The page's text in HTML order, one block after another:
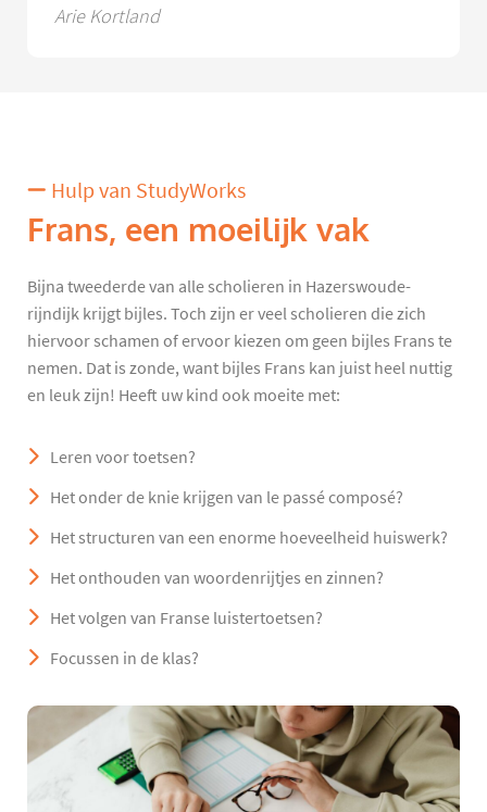
Arie Kortland
Hulp van StudyWorks
Frans, een moeilijk vak
Bijna tweederde van alle scholieren in Hazerswoude-
rijndijk krijgt bijles. Toch zijn er veel scholieren die zich
hiervoor schamen of ervoor kiezen om geen bijles Frans te
nemen. Dat is zonde, want bijles Frans kan juist heel nuttig
en leuk zijn! Heeft uw kind ook moeite met:
Leren voor toetsen?
Het onder de knie krijgen van le passé composé?
Het structuren van een enorme hoeveelheid huiswerk?
Het onthouden van woordenrijtjes en zinnen?
Het volgen van Franse luistertoetsen?
Focussen in de klas?